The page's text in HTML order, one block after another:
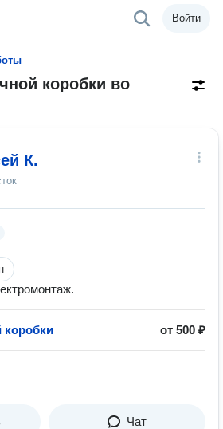
Войти
коробки во
К.
коробки от 500 ₽
Чат